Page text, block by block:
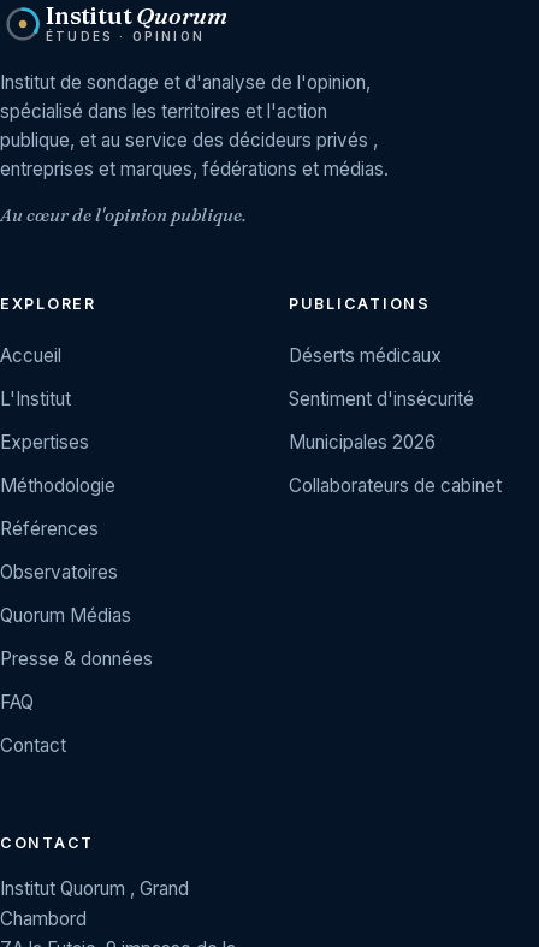
InstitutQuorum
ÉTUDES · OPINION
Institut de sondage et d'analyse de l'opinion,
spécialisé dans les territoires et l'action
publique, et au service des décideurs privés ,
entreprises et marques, fédérations et médias.
Au cœur de l'opinion publique.
EXPLORER
Accueil
L'Institut
Expertises
Méthodologie
Références
Observatoires
Quorum Médias
Presse & données
FAQ
Contact
PUBLICATIONS
Déserts médicaux
Sentiment d'insécurité
Municipales 2026
Collaborateurs de cabinet
CONTACT
Institut Quorum , Grand
Chambord